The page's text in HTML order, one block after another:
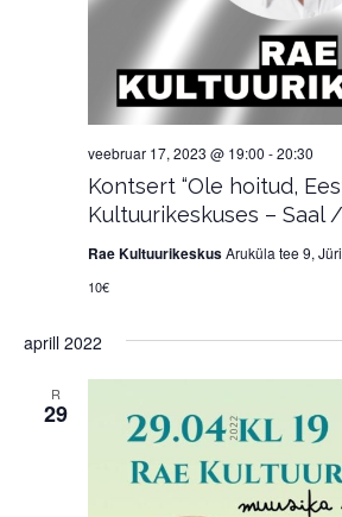
Kontsert “Ole hoitud,
Kultuurikeskuses – Saal
veebruar 17, 2023 @ 19:00 -20:30
Rae KultuurikeskusAruküla tee 9,
10€
aprill 2022
R
29